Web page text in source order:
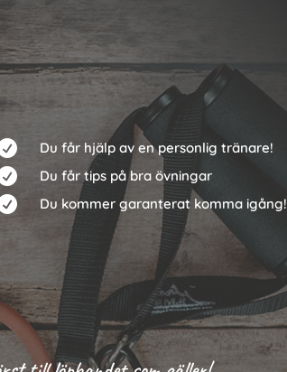
Du får hjälp av en personlig tränare!
Du får tips på bra övningar
Du kommer garanterat komma igång!